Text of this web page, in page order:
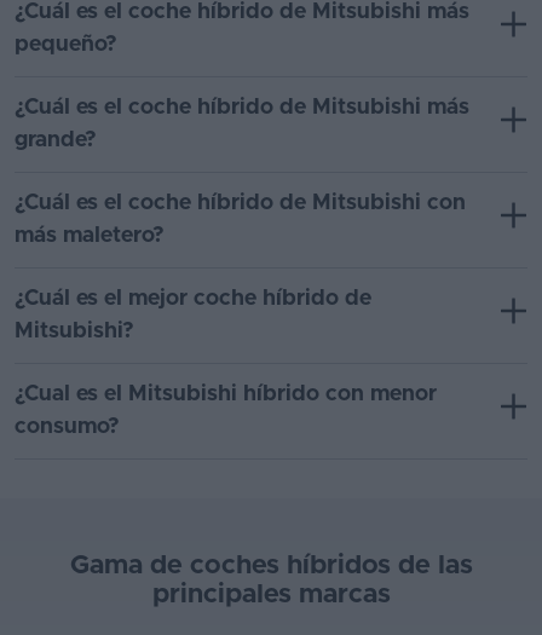
¿Cuál es el coche híbrido de Mitsubishi más
pequeño?
¿Cuál es el coche híbrido de Mitsubishi más
grande?
¿Cuál es el coche híbrido de Mitsubishi con
más maletero?
¿Cuál es el mejor coche híbrido de
Mitsubishi?
¿Cual es el Mitsubishi híbrido con menor
consumo?
Gama de coches híbridos de las
principales marcas